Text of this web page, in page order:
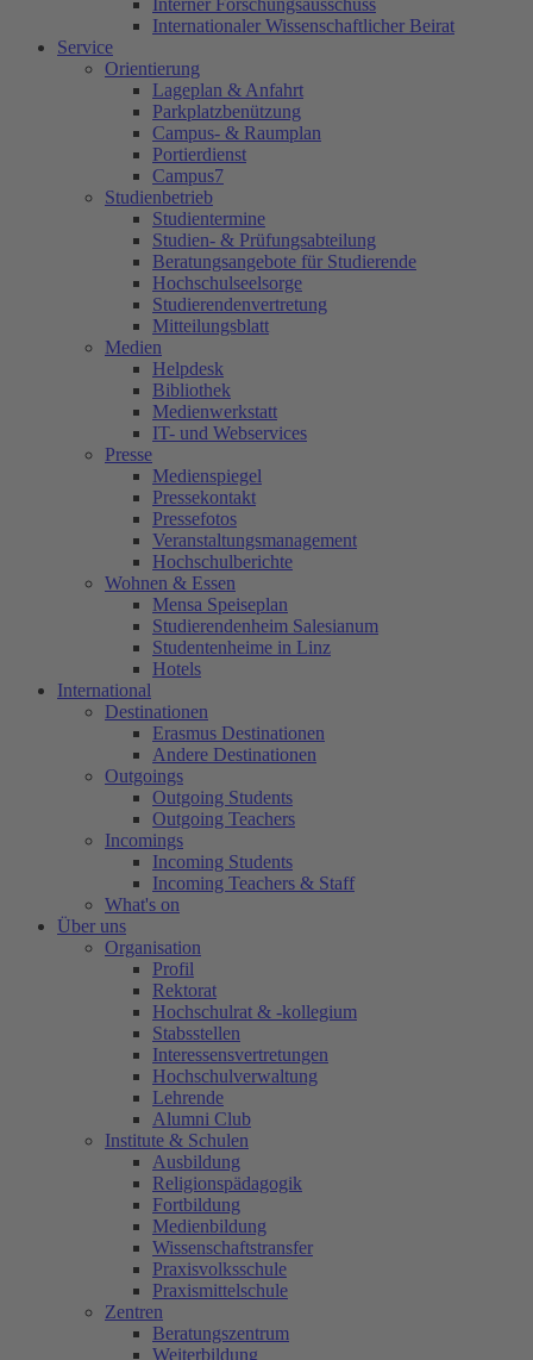
Interner Forschungsausschuss
Internationaler Wissenschaftlicher Beirat
Service
Orientierung
Lageplan & Anfahrt
Parkplatzbenützung
Campus- & Raumplan
Portierdienst
Campus7
Studienbetrieb
Studientermine
Studien- & Prüfungsabteilung
Beratungsangebote für Studierende
Hochschulseelsorge
Studierendenvertretung
Mitteilungsblatt
Medien
Helpdesk
Bibliothek
Medienwerkstatt
IT- und Webservices
Presse
Medienspiegel
Pressekontakt
Pressefotos
Veranstaltungsmanagement
Hochschulberichte
Wohnen & Essen
Mensa Speiseplan
Studierendenheim Salesianum
Studentenheime in Linz
Hotels
International
Destinationen
Erasmus Destinationen
Andere Destinationen
Outgoings
Outgoing Students
Outgoing Teachers
Incomings
Incoming Students
Incoming Teachers & Staff
What's on
Über uns
Organisation
Profil
Rektorat
Hochschulrat & -kollegium
Stabsstellen
Interessensvertretungen
Hochschulverwaltung
Lehrende
Alumni Club
Institute & Schulen
Ausbildung
Religionspädagogik
Fortbildung
Medienbildung
Wissenschaftstransfer
Praxisvolksschule
Praxismittelschule
Zentren
Beratungszentrum
Weiterbildung